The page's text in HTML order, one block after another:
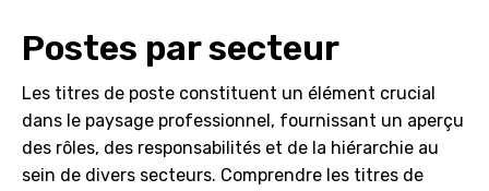
Postes par secteur
Les titres de poste constituent un élément crucial
dans le paysage professionnel, fournissant un aperçu
des rôles, des responsabilités et de la hiérarchie au
sein de divers secteurs. Comprendre les titres de